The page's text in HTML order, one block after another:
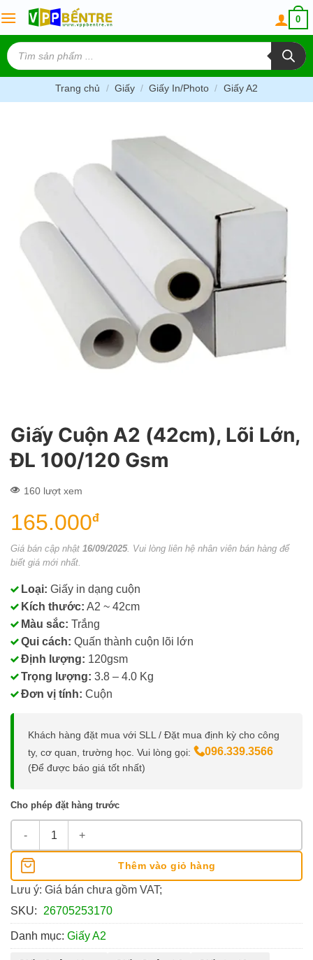
to
content
0
Tìm
kiếm
sản
phẩm
Trang chủ / Giấy / Giấy In/Photo / Giấy A2
Giấy Cuộn A2 (42cm), Lõi Lớn,
ĐL 100/120 Gsm
160 lượt xem
165.000đ
Giá bán cập nhật 16/09/2025. Vui lòng liên hệ nhân viên bán hàng để
biết giá mới nhất.
Loại: Giấy in dạng cuộn
Kích thước: A2 ~ 42cm
Màu sắc: Trắng
Qui cách: Quấn thành cuộn lõi lớn
Định lượng: 120gsm
Trọng lượng: 3.8 – 4.0 Kg
Đơn vị tính: Cuộn
Khách hàng đặt mua với SLL / Đặt mua định kỳ cho công
ty, cơ quan, trường học. Vui lòng gọi:
096.339.3566
(Để được báo giá tốt nhất)
Cho phép đặt hàng trước
Giấy Cuộn A2 (42cm), Lõi Lớn, ĐL 100/120 Gsm số lượng
Thêm vào giỏ hàng
Lưu ý: Giá bán chưa gồm VAT;
SKU:
26705253170
Danh mục: Giấy A2